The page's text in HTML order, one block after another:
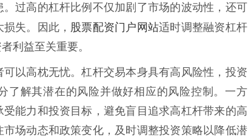
过高的杠杆比例不仅加剧了市场的波动性，还可
失。因此， 股票配资门户网站适时调整融资杠杆
利益至关重要。
以高枕无忧。杠杆交易本身具有高风险性，投资
了解其潜在的风险并做好相应的风险控制。一方
能力和投资目标，避免盲目追求高杠杆带来的高
场动态和政策变化，及时调整投资策略以降低潜